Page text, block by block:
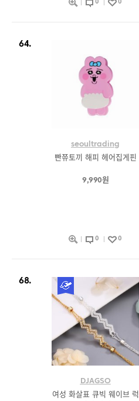
0 0
64.
seoultrading
빤쮸토끼 해피 헤어집게핀
9,990원
0 0
68.
DJAGSO
여성 화살표 큐빅 웨이브 럭